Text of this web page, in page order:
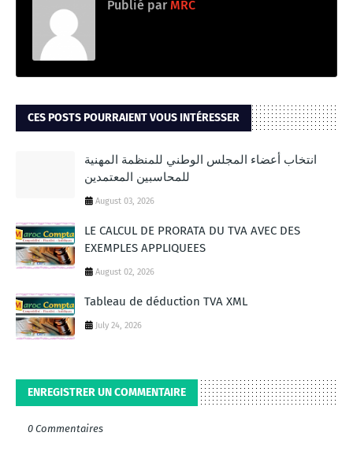
Publié par MRC
CES POSTS POURRAIENT VOUS INTÉRESSER
انتخاب أعضاء المجلس الوطني للمنظمة المهنية
للمحاسبين المعتمدين
August 03, 2026
LE CALCUL DE PRORATA DU TVA AVEC DES
EXEMPLES APPLIQUEES
August 02, 2026
Tableau de déduction TVA XML
July 24, 2026
ENREGISTRER UN COMMENTAIRE
0 Commentaires